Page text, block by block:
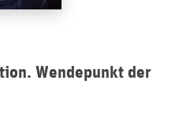
Wendepunkt der